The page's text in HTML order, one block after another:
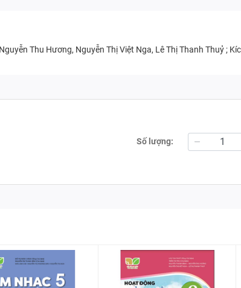
Thu Hương, Nguyễn Thị Việt Nga, Lê Thị Thanh Thuỷ ;
Số lượng: